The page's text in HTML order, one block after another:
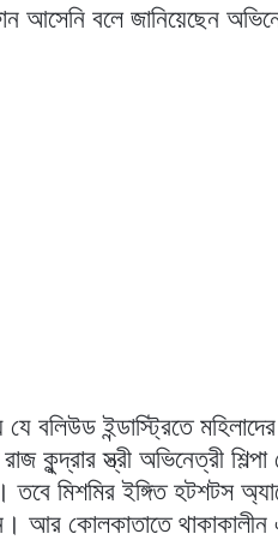
বলে জানিয়েছেন
বলিউড ইন্ডাস্ট্রিতে
কুন্দ্রার স্ত্রী অভিনেত্রী
তবে মিশমির ইঙ্গিত হটশটস
আর কোলকাতাতে